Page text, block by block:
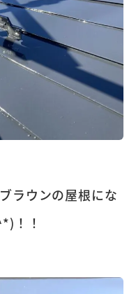
ラウンの屋根にな
！！